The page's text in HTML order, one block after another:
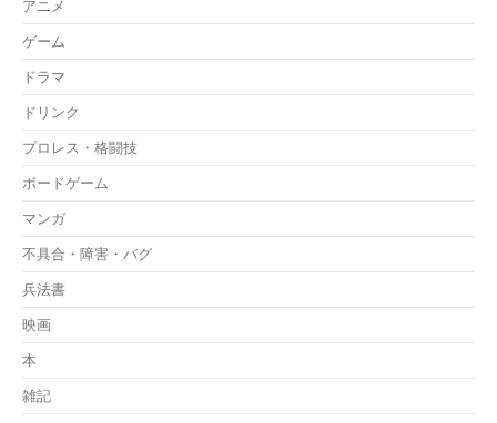
アニメ
ゲーム
ドラマ
ドリンク
プロレス・格闘技
ボードゲーム
マンガ
不具合・障害・バグ
兵法書
映画
本
雑記